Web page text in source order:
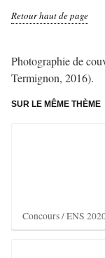
Retour haut de page
Photographie de
Termignon, 2016).
SUR LE MÊME THÈME
Concours / ENS